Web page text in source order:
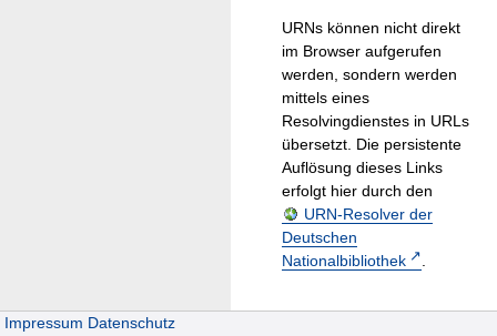
URNs können nicht direkt
im Browser aufgerufen
werden, sondern werden
mittels eines
Resolvingdienstes in URLs
übersetzt. Die persistente
Auflösung dieses Links
erfolgt hier durch den
URN-Resolver der
Deutschen
Nationalbibliothek
.
Impressum Datenschutz